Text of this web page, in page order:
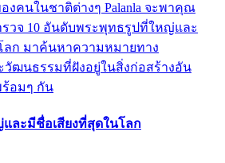
คนในชาติต่างๆ Palanla จะพาคุณ
รวจ 10 อันดับพระพุทธรูปที่ใหญ่และ
ลก มาค้นหาความหมายทาง
วัฒนธรรมที่ฝังอยู่ในสิ่งก่อสร้างอัน
ร้อมๆ กัน
ละมีชื่อเสียงที่สุดในโลก